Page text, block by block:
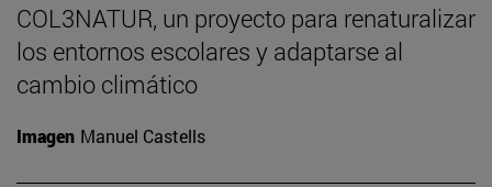
COL3NATUR, un proyecto para renaturalizar
los entornos escolares y adaptarse al
cambio climático
Imagen Manuel Castells